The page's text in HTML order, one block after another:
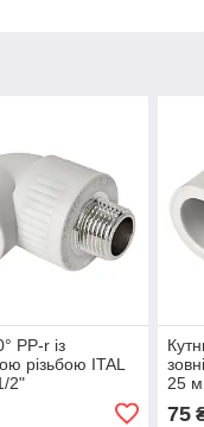
PP-r із
різьбою ITAL
2"
25
75